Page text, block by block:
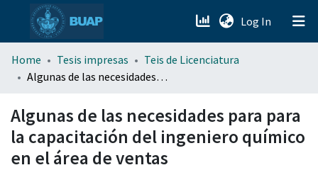
Log In (current)
menu.section.about_menu
Home Tesis impresas
Teis de Licenciatura
Algunas de las necesidades para para la capacitación del ingeniero químico en el área de ventas
Algunas de las necesidades para para
la capacitación del ingeniero químico
en el área de ventas